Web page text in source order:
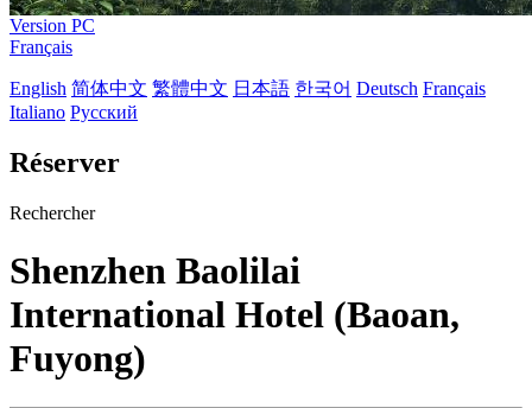
Version PC
Français
English 简体中文 繁體中文 日本語 한국어 Deutsch Français
Italiano Русский
Réserver
Rechercher
Shenzhen Baolilai
International Hotel (Baoan,
Fuyong)